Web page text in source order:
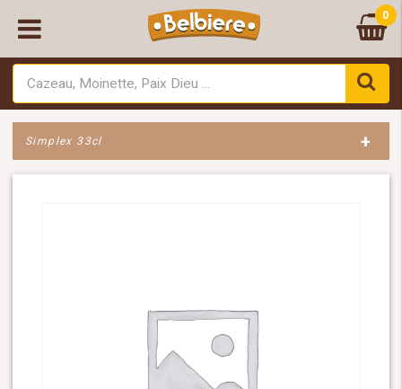
0
Simplex 33cl +